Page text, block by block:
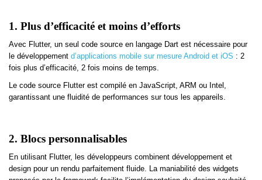
1. Plus d’efficacité et moins d’efforts
Avec Flutter, un seul code source en langage Dart est nécessaire pour
le développement d’applications mobile sur mesure Android et iOS : 2
fois plus d’efficacité, 2 fois moins de temps.
Le code source Flutter est compilé en JavaScript, ARM ou Intel,
garantissant une fluidité de performances sur tous les appareils.
2. Blocs personnalisables
En utilisant Flutter, les développeurs combinent développement et
design pour un rendu parfaitement fluide. La maniabilité des widgets